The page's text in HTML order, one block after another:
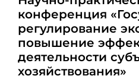
ОБРАЗОВАНИЕ
СОБЫТИЯ
конференция
регулирование
повышение
деятельности
хозяйствования»